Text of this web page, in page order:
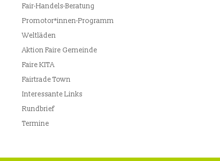
Fair-Handels-Beratung
Promotor*innen-Programm
Weltläden
Aktion Faire Gemeinde
Faire KITA
Fairtrade Town
Interessante Links
Rundbrief
Termine